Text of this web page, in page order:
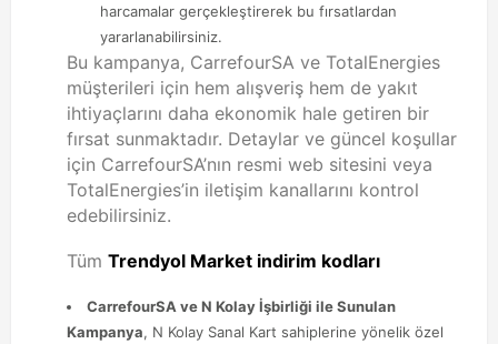
harcamalar gerçekleştirerek bu fırsatlardan
yararlanabilirsiniz.
Bu kampanya, CarrefourSA ve TotalEnergies
müşterileri için hem alışveriş hem de yakıt
ihtiyaçlarını daha ekonomik hale getiren bir
fırsat sunmaktadır. Detaylar ve güncel koşullar
için CarrefourSA’nın resmi web sitesini veya
TotalEnergies’in iletişim kanallarını kontrol
edebilirsiniz.
Tüm Trendyol Market indirim kodları
CarrefourSA ve N Kolay İşbirliği ile Sunulan
Kampanya, N Kolay Sanal Kart sahiplerine yönelik özel